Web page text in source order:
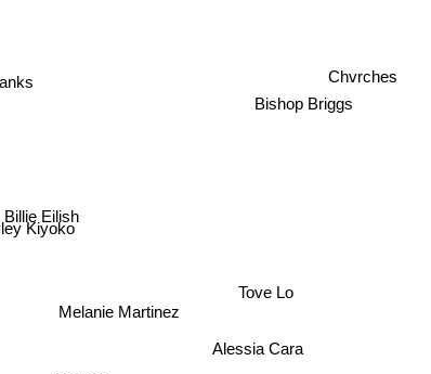
Melanie Martinez
Kiyoko
Billie Eilish
Alessia Cara
Tove Lo
Chvrches
Bishop Briggs